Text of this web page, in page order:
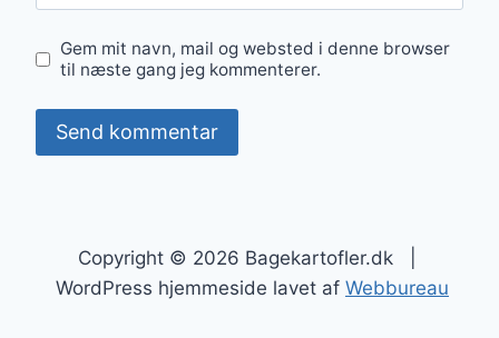
Gem mit navn, mail og websted i denne browser
til næste gang jeg kommenterer.
Copyright © 2026 Bagekartofler.dk |
WordPress hjemmeside lavet af Webbureau